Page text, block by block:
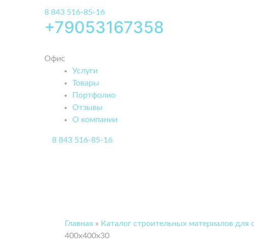
8 843 516-85-16
+79053167358
Офис
Услуги
Товары
Портфолио
Отзывы
О компании
8 843 516-85-16
Главная » Каталог строительных материалов
400х400х30